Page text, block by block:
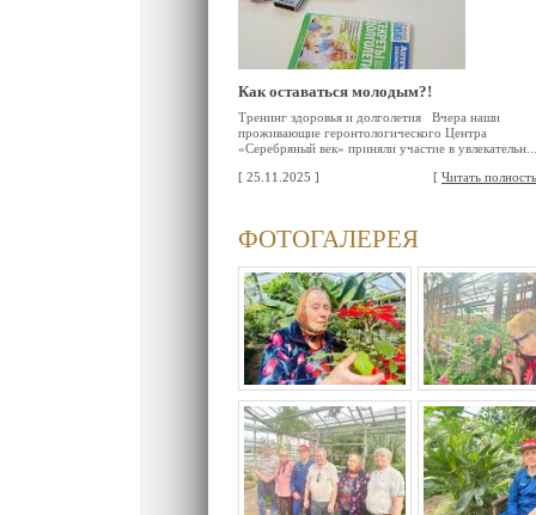
Как оставаться молодым?!
Тренинг здоровья и долголетия Вчера наши
проживающие геронтологического Центра
«Серебряный век» приняли участие в увлекательн...
[ 25.11.2025 ]
[ Читать
ФОТОГАЛЕРЕЯ